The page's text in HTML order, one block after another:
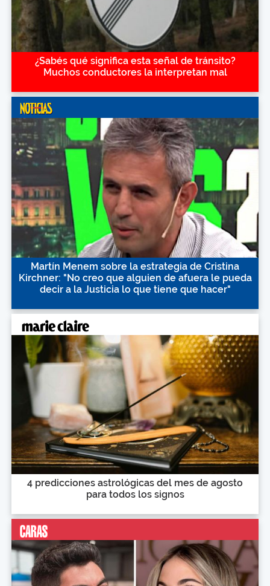
¿Sabés qué significa esta señal de tránsito?
Muchos conductores la interpretan mal
Martín Menem sobre la estrategia de Cristina
Kirchner: "No creo que alguien de afuera le pueda
decir a la Justicia lo que tiene que hacer"
4 predicciones astrológicas del mes de agosto
para todos los signos